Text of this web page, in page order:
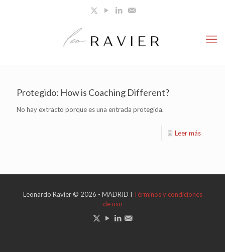
Protegido: How is Coaching Different?
No hay extracto porque es una entrada protegida.
Leer más
Leonardo Ravier © 2026 - MADRID I Términos y condiciones
de uso